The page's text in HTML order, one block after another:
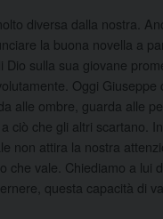
diversa dalla nostra.
la buona novella a
sulla sua giovane
Oggi
alle ombre, guarda alle
ciò che gli altri scartano.
non attira la nostra
che vale. Chiediamo a lui
questa capacità di